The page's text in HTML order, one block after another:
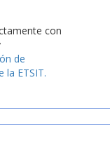
con
de
la ETSIT.